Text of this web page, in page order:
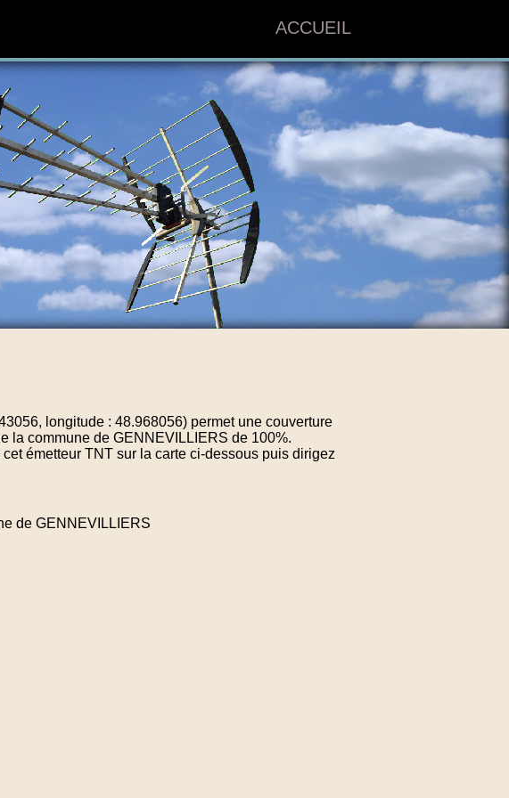
ACCUEIL
longitude : 48.968056) permet une couverture
la commune de GENNEVILLIERS de 100%.
émetteur TNT sur la carte ci-dessous puis dirigez
de GENNEVILLIERS